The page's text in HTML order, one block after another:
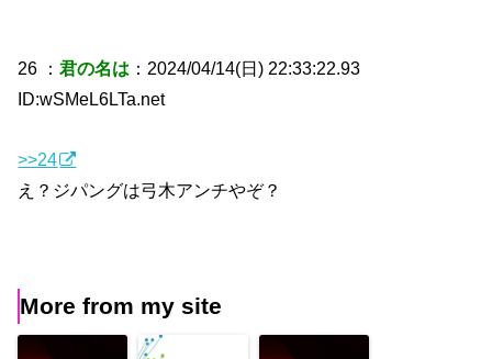
26 ：君の名は ：2024/04/14(日) 22:33:22.93
ID:wSMeL6LTa.net
>>24
え？ジパングは弓木アンチやぞ？
More from my site